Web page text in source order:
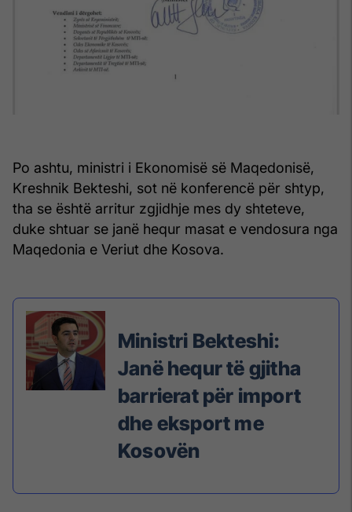
Po ashtu, ministri i Ekonomisë së Maqedonisë,
Kreshnik Bekteshi, sot në konferencë për shtyp,
tha se është arritur zgjidhje mes dy shteteve,
duke shtuar se janë hequr masat e vendosura nga
Maqedonia e Veriut dhe Kosova.
Ministri Bekteshi:
Janë hequr të gjitha
barrierat për import
dhe eksport me
Kosovën